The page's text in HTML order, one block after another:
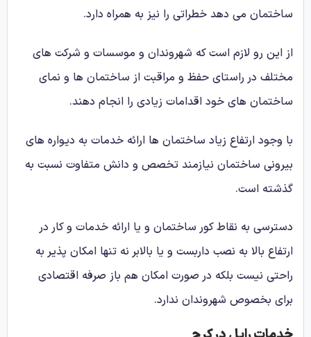
ساختمان می دهد خطراتی را نیز به همراه دارد.
از این رو لازم است که شهروندان و موسسات و شرکت های
مختلف در راستای حفظ و مراقبت از ساختمان ها و نمای
ساختمان های خود اقدامات زیادی را انجام دهند.
با وجود ارتفاع زیاد ساختمان ها ارائه خدمات به دیواره های
بیرونی ساختمان نیازمند تخصص و دانش متفاوت نسبت به
گذشته است.
دسترسی به نقاط کور ساختمان و یا ارائه خدمات و کار در
ارتفاع بالا به نصب داربست و یا بالابر نه تنها امکان پذیر به
راحتی نیست بلکه در صورت امکان هم باز صرفه اقتصادی
برای بخصوص شهروندان ندارد.